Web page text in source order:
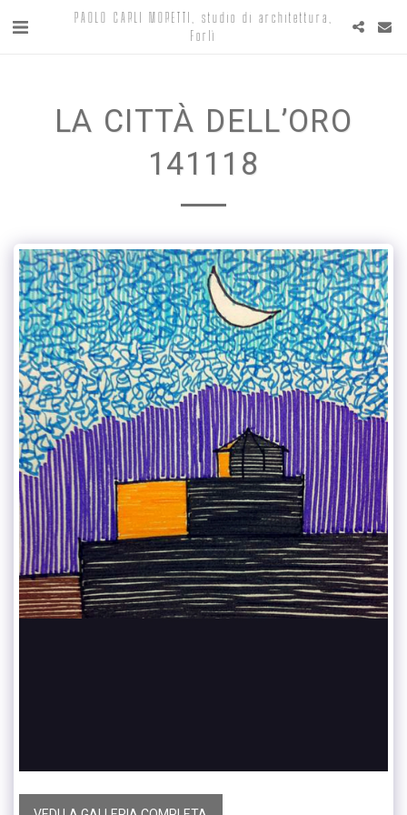
PAOLO CARLI MORETTI, studio di architettura,
Forlì
LA CITTÀ DELL’ORO
141118